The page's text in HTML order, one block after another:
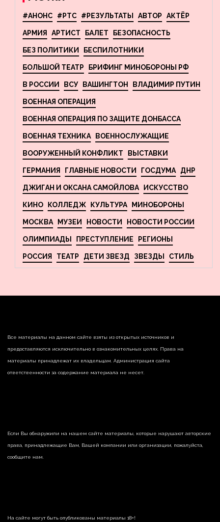
#АНОНС #РТС #РЕЗУЛЬТАТЫ АВТОР АКТЁР
АРМИЯ АРТИСТ БАЛЕТ БЕЗОПАСНОСТЬ
БЕЗ ПОЛИТИКИ БЕСПИЛОТНИКИ
БОЛЬШОЙ ТЕАТР БРИФИНГ МИНОБОРОНЫ РФ
В РОССИИ ВСУ ВАШИНГТОН ВЛАДИМИР ПУТИН
ВОЕННАЯ ОПЕРАЦИЯ
ВОЕННАЯ ОПЕРАЦИЯ ПО ЗАЩИТЕ ДОНБАССА
ВОЕННАЯ ТЕХНИКА ВОЕННОСЛУЖАЩИЕ
ВООРУЖЕННЫЙ КОНФЛИКТ ВЫСТАВКИ
ГЕРМАНИЯ ГЛАВНЫЕ НОВОСТИ ГОСДУМА ДНР
ДЖИГАН И ОКСАНА САМОЙЛОВА ИСКУССТВО
КИНО КОЛЛЕДЖ КУЛЬТУРА МИНОБОРОНЫ
МОСКВА МУЗЕИ НОВОСТИ НОВОСТИ РОССИИ
ОЛИМПИАДЫ ПРЕСТУПЛЕНИЕ РЕГИОНЫ
РОССИЯ ТЕАТР ДЕТИ ЗВЕЗД ЗВЕЗДЫ СТИЛЬ
Все материалы на данном сайте взяты из открытых источников и
предоставляются исключительно в ознакомительных целях. Права на
материалы принадлежат их владельцам. Администрация сайта
ответственности за содержание материала не несет.
Если Вы обнаружили на нашем сайте материалы, которые нарушают авторские
права, принадлежащие Вам, Вашей компании или организации, пожалуйста,
сообщите нам.
На сайте могут быть опубликованы материалы 18+!